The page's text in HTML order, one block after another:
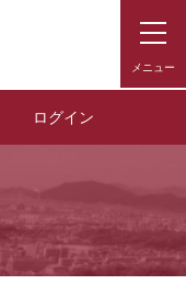
ログイン